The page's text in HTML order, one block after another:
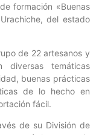
formación «Buenas
del estado
de 22 artesanos y
diversas temáticas
buenas prácticas
de lo hecho en
fácil.
de su División de